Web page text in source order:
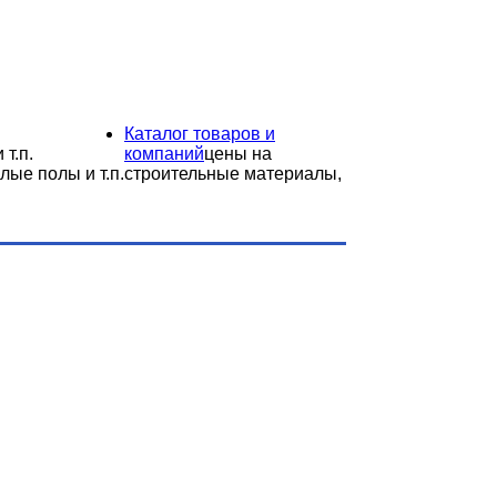
т.п.
полы и т.п.
Каталог товаров и
компанийцены на
строительные материалы,